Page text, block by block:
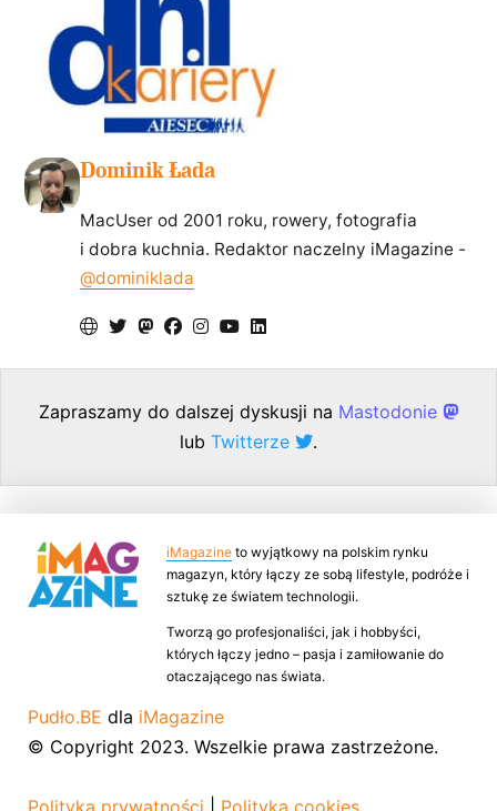
Dominik Łada
MacUser od 2001 roku, rowery, fotografia
i dobra kuchnia. Redaktor naczelny iMagazine -
@dominiklada
Zapraszamy do dalszej dyskusji na Mastodonie
lub Twitterze .
iMagazine to wyjątkowy na polskim rynku
magazyn, który łączy ze sobą lifestyle, podróże i
sztukę ze światem technologii.
Tworzą go profesjonaliści, jak i hobbyści,
których łączy jedno – pasja i zamiłowanie do
otaczającego nas świata.
Pudło.BE dla iMagazine
© Copyright 2023. Wszelkie prawa zastrzeżone.
Polityka prywatności Polityka cookies